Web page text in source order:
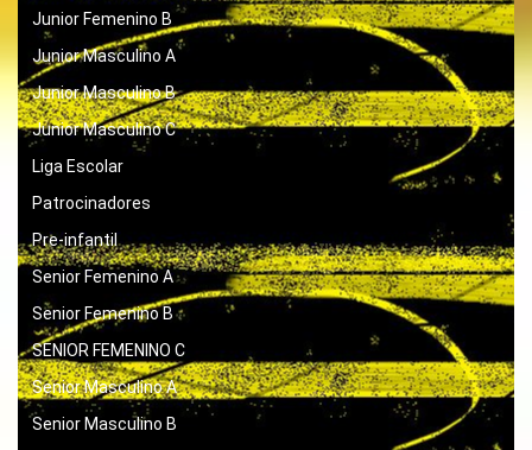
Junior Femenino B
Junior Masculino A
Junior Masculino B
Junior Masculino C
Liga Escolar
Patrocinadores
Pre-infantil
Senior Femenino A
Senior Femenino B
SENIOR FEMENINO C
Senior Masculino A
Senior Masculino B